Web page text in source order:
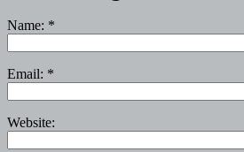
Name: *
Email: *
Website: